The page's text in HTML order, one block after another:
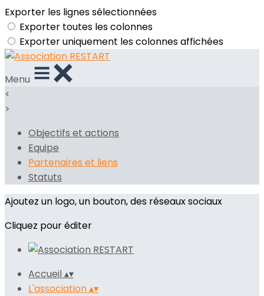
Exporter les lignes sélectionnées
Exporter toutes les colonnes
Exporter uniquement les colonnes affichées
Menu
<
>
Objectifs et actions
Equipe
Partenaires et liens
Statuts
Ajoutez un logo, un bouton, des réseaux sociaux
Cliquez pour éditer
Accueil▴▾
L'association▴▾